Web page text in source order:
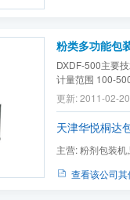
粉类多功能包
DXDF-500主要
计量范围 100-
200）毫米 加热
外形尺寸
包装速度 20-50
主电机 ...
更新: 2011-02-20
天津华悦桐达
主营:粉剂包装机
查看该公司